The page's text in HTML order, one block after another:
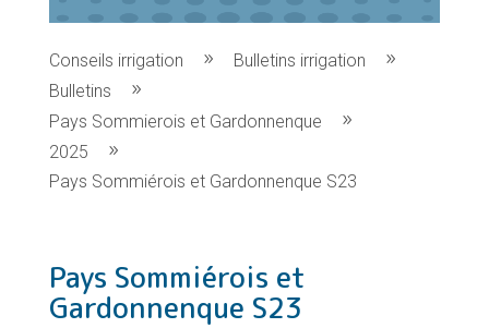
Conseils irrigation
Bulletins irrigation
Bulletins
Pays Sommierois et Gardonnenque
2025
Pays Sommiérois et Gardonnenque S23
Pays Sommiérois et
Gardonnenque S23